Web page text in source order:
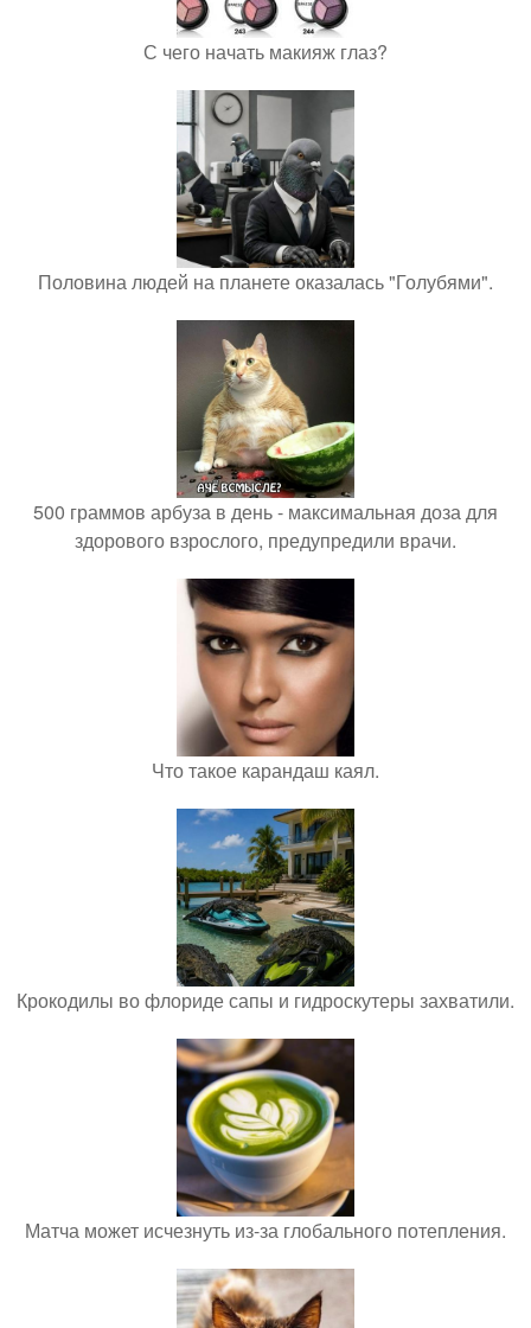
С чего начать макияж глаз?
Половина людей на планете оказалась "Голубями".
500 граммов арбуза в день - максимальная доза для
здорового взрослого, предупредили врачи.
Что такое карандаш каял.
Крокодилы во флориде сапы и гидроскутеры захватили.
Матча может исчезнуть из-за глобального потепления.